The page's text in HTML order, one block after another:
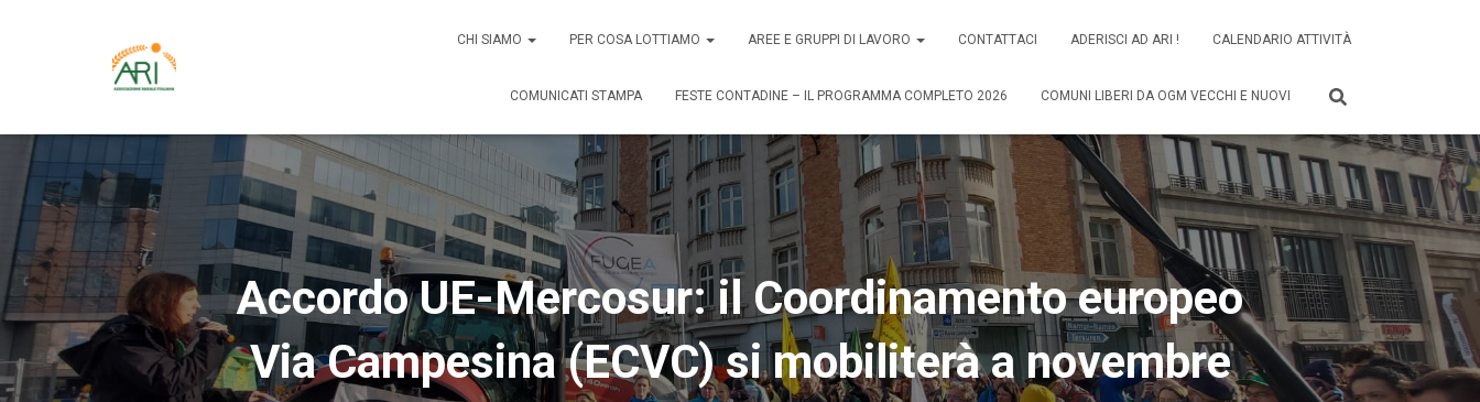
CHI SIAMO PER COSA LOTTIAMO AREE E GRUPPI DI LAVORO CONTATTACI ADERISCI AD ARI ! CALENDARIO ATTIVITÀ
COMUNICATI STAMPA FESTE CONTADINE – IL PROGRAMMA COMPLETO 2026 COMUNI LIBERI DA OGM VECCHI E NUOVI
Accordo UE-Mercosur: il Coordinamento europeo
Via Campesina (ECVC) si mobiliterà a novembre